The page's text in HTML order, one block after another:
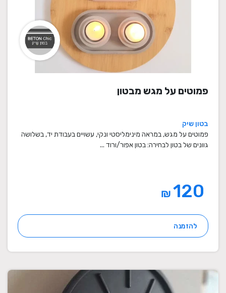
פמוטים על מגש מבטון
בטון שיק
פמוטים על מגש, במראה מינימליסטי ונקי, עשויים בעבודת יד, בשלושה
גוונים של בטון לבחירה: בטון אפור/ורוד ...
₪
להזמנה